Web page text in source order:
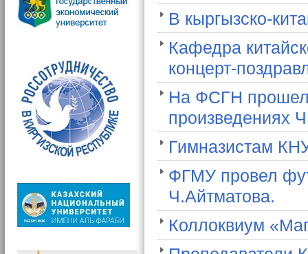
В кыргызско-
Кафедра
концерт-
На ФСГН прошел
произведениях
Гимназистам
ФГМУ провел
Ч.Айтматова.
Коллоквиум